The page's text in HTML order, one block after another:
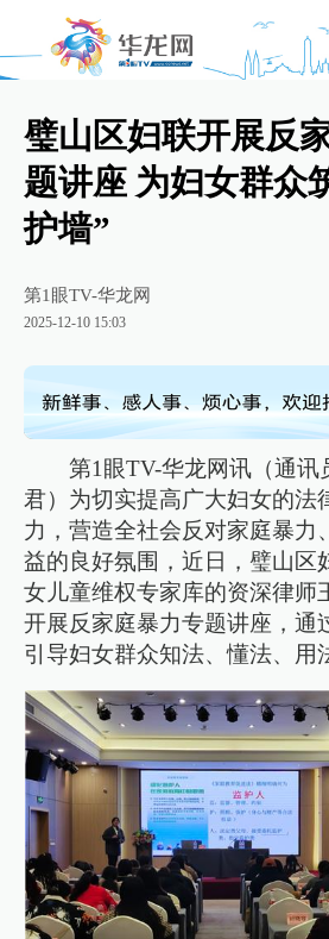
璧山区妇联开展反
题讲座 为妇女群众
护墙”
第1眼TV-华龙网
2025-12-10 15:03
第1眼TV-华龙网讯（通讯
君）为切实提高广大妇女的法
力，营造全社会反对家庭暴力
益的良好氛围，近日，璧山区
女儿童维权专家库的资深律师
开展反家庭暴力专题讲座，通
引导妇女群众知法、懂法、用